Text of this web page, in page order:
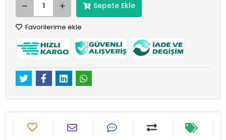
Sepete Ekle
Favorilerime ekle